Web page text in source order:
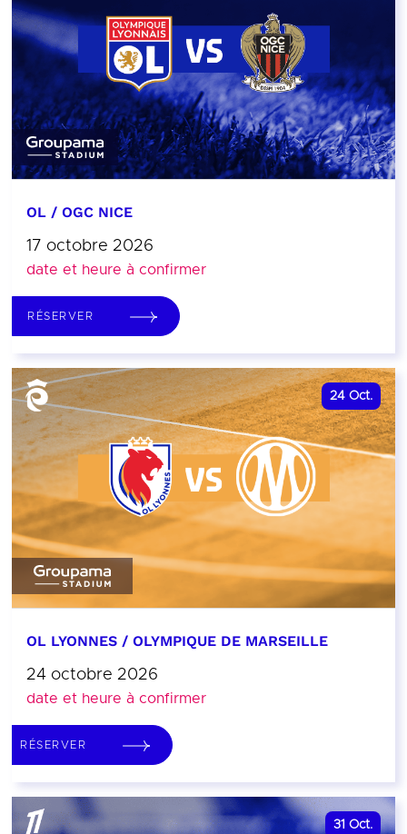
OL / OGC NICE
17 octobre 2026
date et heure à confirmer
RÉSERVER
24 Oct.
OL LYONNES / OLYMPIQUE DE MARSEILLE
24 octobre 2026
date et heure à confirmer
RÉSERVER
31 Oct.